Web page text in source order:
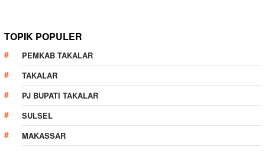
TOPIK POPULER
PEMKAB TAKALAR
TAKALAR
PJ BUPATI TAKALAR
SULSEL
MAKASSAR